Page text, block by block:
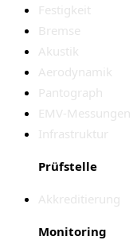
Festigkeit
Bremse
Akustik
Aerodynamik
Pantograph
EMV-Messungen
Infrastruktur
Prüfstelle
Akkreditierung
Monitoring